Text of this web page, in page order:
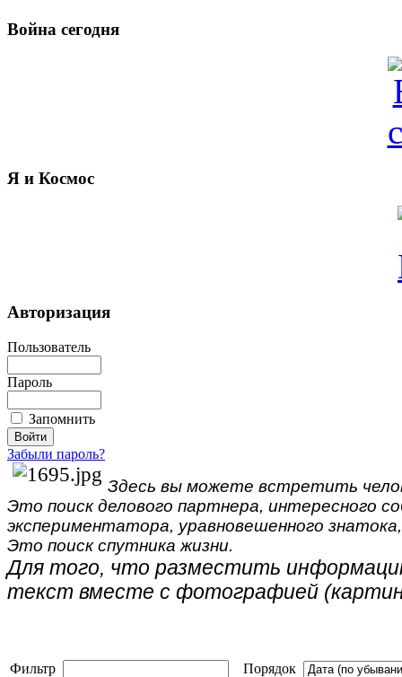
Война сегодня
Я и Космос
Авторизация
Пользователь
Пароль
Запомнить
Забыли пароль?
Здесь вы можете встретить
Это поиск делового партнера, интересного
экспериментатора, уравновешенного
Это поиск спутника жизни.
Для того, что разместить
текст вместе с фотографией
Фильтр
Порядок